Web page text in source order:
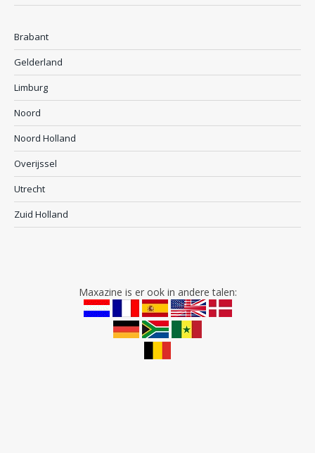
Brabant
Gelderland
Limburg
Noord
Noord Holland
Overijssel
Utrecht
Zuid Holland
Maxazine is er ook in andere talen: